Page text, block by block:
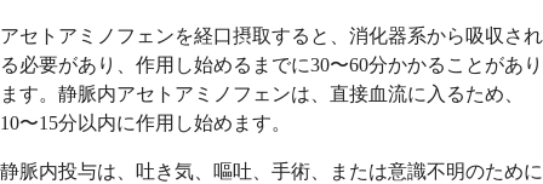
アセトアミノフェンを経口摂取すると、消化器系から吸収され
る必要があり、作用し始めるまでに30〜60分かかることがあり
ます。静脈内アセトアミノフェンは、直接血流に入るため、
10〜15分以内に作用し始めます。
静脈内投与は、吐き気、嘔吐、手術、または意識不明のために